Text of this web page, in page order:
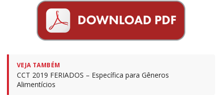
VEJA TAMBÉM
CCT 2019 FERIADOS – Específica para Gêneros
Alimentícios